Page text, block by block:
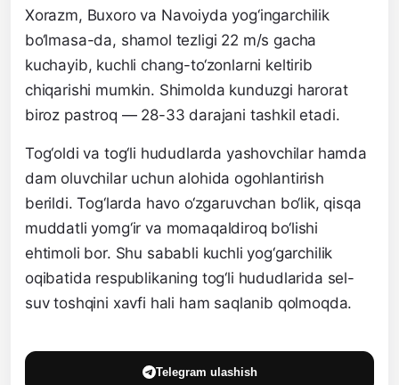
Xorazm, Buxoro va Navoiyda yog‘ingarchilik
bo‘lmasa-da, shamol tezligi 22 m/s gacha
kuchayib, kuchli chang-to‘zonlarni keltirib
chiqarishi mumkin. Shimolda kunduzgi harorat
biroz pastroq — 28-33 darajani tashkil etadi.
Tog‘oldi va tog‘li hududlarda yashovchilar hamda
dam oluvchilar uchun alohida ogohlantirish
berildi. Tog‘larda havo o‘zgaruvchan bo‘lik, qisqa
muddatli yomg‘ir va momaqaldiroq bo‘lishi
ehtimoli bor. Shu sababli kuchli yog‘garchilik
oqibatida respublikaning tog‘li hududlarida sel-
suv toshqini xavfi hali ham saqlanib qolmoqda.
Telegram ulashish